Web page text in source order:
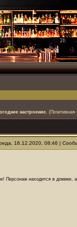
настроение. (Позитивная
16.12.2020, 08:46 |
Персонаж находится в домике,